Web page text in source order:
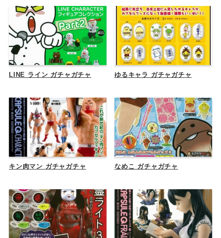
LINE ライン ガチャガチャ ゆるキャラ ガチャガチャ
キン肉マン ガチャガチャ なめこ ガチャガチャ